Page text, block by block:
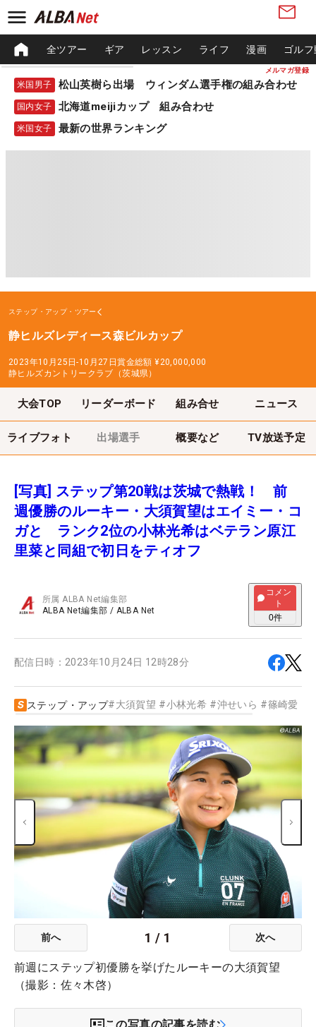
メルマガ登録
全ツアー ギア レッスン ライフ 漫画 ゴル
米国男子 松山英樹ら出場 ウィンダム選手権の組み合わせ
国内女子 北海道meijiカップ 組み合わせ
米国女子 最新の世界ランキング
ステップ・アップ・ツアー
静ヒルズレディース森ビルカップ
2023年10月25日-10月27日賞金総額 ¥20,000,000
静ヒルズカントリークラブ（茨城県）
大会TOP リーダーボード 組み合せ ニュース
ライブフォト 出場選手 概要など TV放送予定
[写真] ステップ第20戦は茨城で熱戦！ 前
週優勝のルーキー・大須賀望はエイミー・コ
ガと ランク2位の小林光希はベテラン原江
里菜と同組で初日をティオフ
所属ALBA Net編集部
ALBA Net編集部 / ALBA Net
コメン
ト
0件
配信日時： 2023年10月24日 12時28分
ステップ・アップ#大須賀望 #小林光希 #沖せいら #篠崎愛
前へ 1 / 1 次へ
前週にステップ初優勝を挙げたルーキーの大須賀望
（撮影：佐々木啓）
この写真の記事を読む